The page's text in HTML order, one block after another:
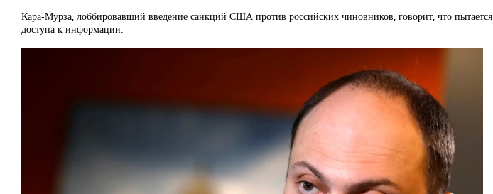
Кара-Мурза, лоббировавший введение санкций США против российских чиновников, говорит, что
доступа к информации.